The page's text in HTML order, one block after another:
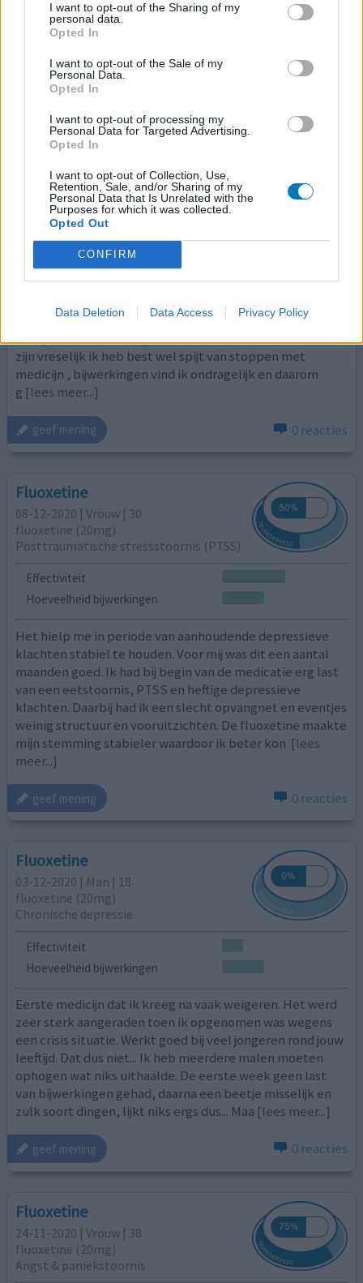
I want to opt-out of the Sharing of my
personal data.
Opted In
I want to opt-out of the Sale of my
Personal Data.
Opted In
I want to opt-out of processing my
Personal Data for Targeted Advertising.
Opted In
I want to opt-out of Collection, Use,
Retention, Sale, and/or Sharing of my
Personal Data that Is Unrelated with the
Purposes for which it was collected.
Opted Out
CONFIRM
Data Deletion Data Access Privacy Policy
angstaanvallen voel me er weer helemaal depri door.. heb
oxazepam gekregen hielp niet voldoende e
[lees meer...]
geef mening 1 Reactie
Fluoxetine
10-12-2020 | Man | 35
Angst & paniekstoornis
Effectiviteit
Hoeveelheid bijwerkingen
Ik heb fluoxetine 7 jaar lang gebruikt eerst begon ik met
20mg na 4 weken verhoogd naar 40mg en toen pas werd
het beter, in 2019 ben ik ermee gestopt en laatste twee
maanden komen paniek/angst klachten helaas weer
terug , ik ben weer begonnen en eerste twee weken nu
zijn vreselijk ik heb best wel spijt van stoppen met
medicijn , bijwerkingen vind ik ondragelijk en daarom
g [lees meer...]
geef mening 0 reacties
Fluoxetine
08-12-2020 | Vrouw | 30
fluoxetine (20mg)
Posttraumatische stressstoornis (PTSS)
Effectiviteit
Hoeveelheid bijwerkingen
Het hielp me in periode van aanhoudende depressieve
klachten stabiel te houden. Voor mij was dit een aantal
maanden goed. Ik had bij begin van de medicatie erg last
van een eetstoornis, PTSS en heftige depressieve
klachten. Daarbij had ik een slecht opvangnet en eventjes
weinig structuur en vooruitzichten. De fluoxetine maakte
mijn stemming stabieler waardoor ik beter kon [lees
meer...]
geef mening 0 reacties
Fluoxetine
03-12-2020 | Man | 18
fluoxetine (20mg)
Chronische depressie
Effectiviteit
Hoeveelheid bijwerkingen
Eerste medicijn dat ik kreeg na vaak weigeren. Het werd
zeer sterk aangeraden toen ik opgenomen was wegens
een crisis situatie. Werkt goed bij veel jongeren rond jouw
leeftijd. Dat dus niet... Ik heb meerdere malen moeten
ophogen wat niks uithaalde. De eerste week geen last
van bijwerkingen gehad, daarna een beetje misselijk en
zulk soort dingen, lijkt niks ergs dus... Maa [lees meer...]
geef mening 0 reacties
Fluoxetine
24-11-2020 | Vrouw | 38
fluoxetine (20mg)
Angst & paniekstoornis